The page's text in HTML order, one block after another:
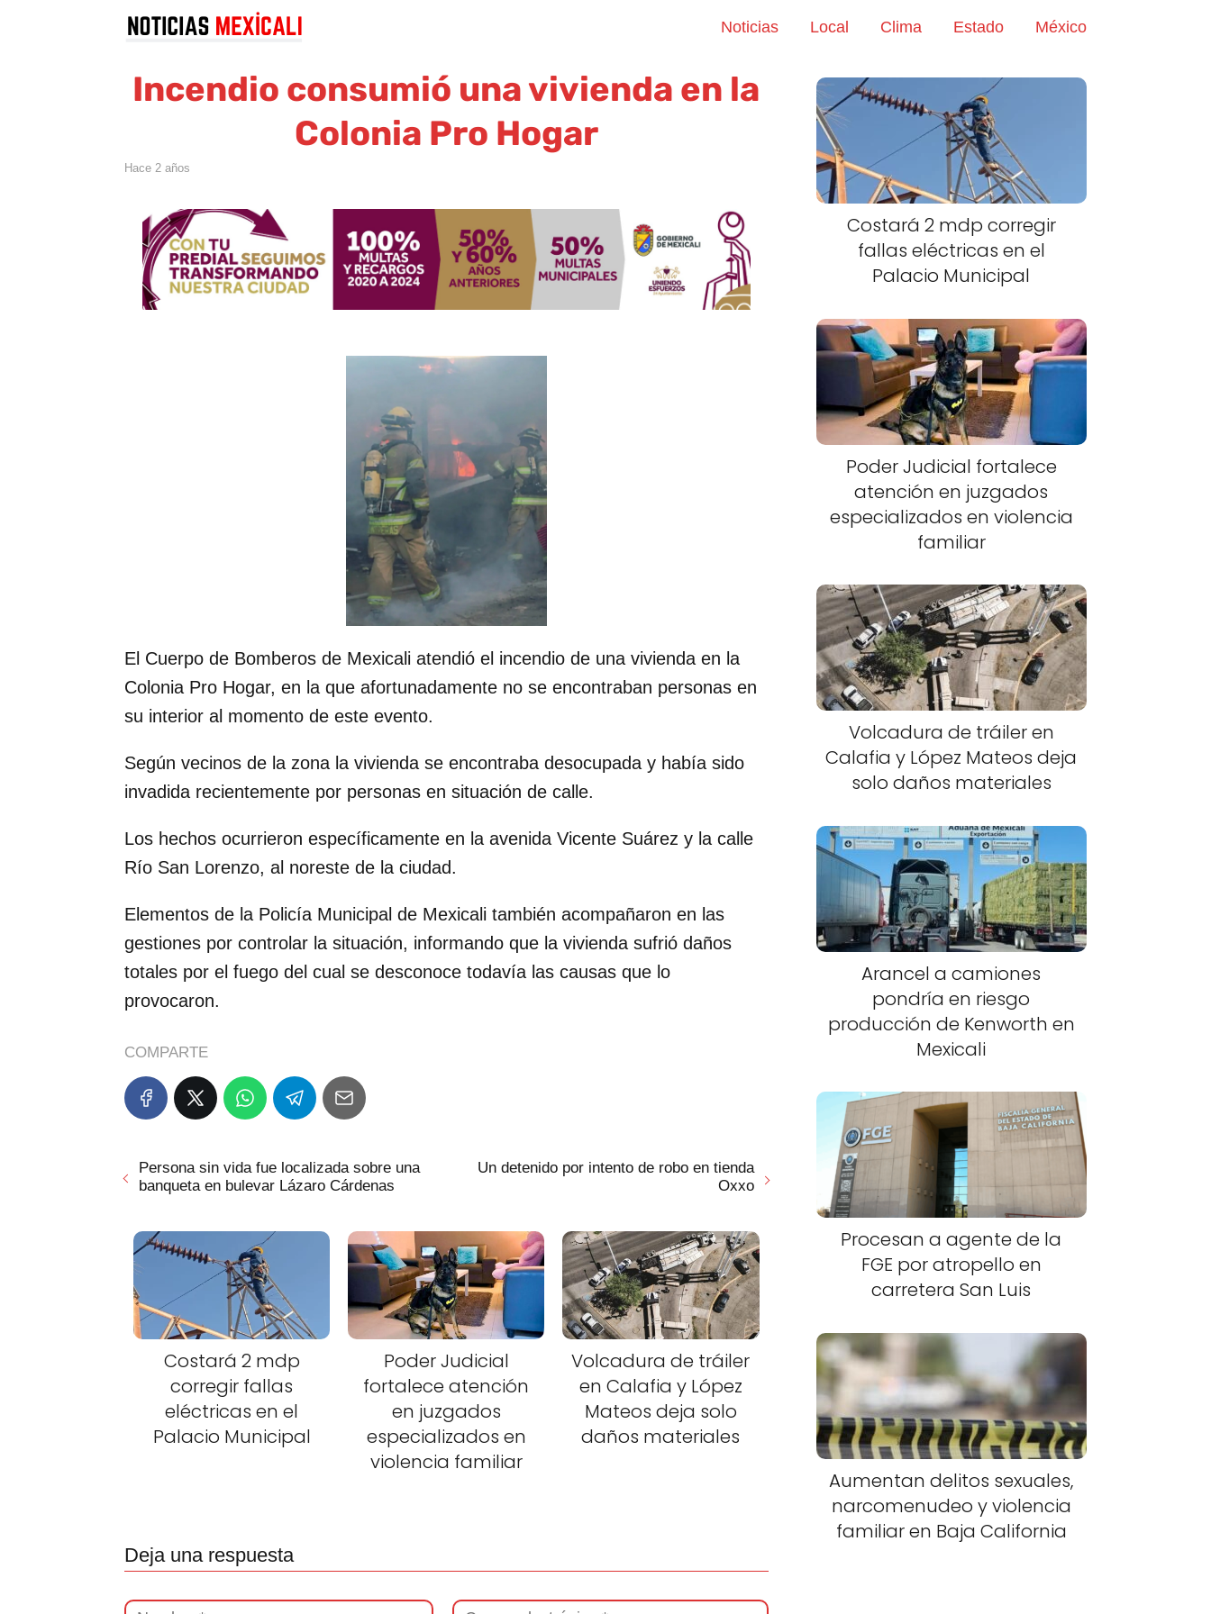
Noticias Local Clima Estado México
Incendio consumió una vivienda en la
Colonia Pro Hogar
hace 2 años
El Cuerpo de Bomberos de Mexicali atendió el incendio de una vivienda en la
Colonia Pro Hogar, en la que afortunadamente no se encontraban personas en
su interior al momento de este evento.
Según vecinos de la zona la vivienda se encontraba desocupada y había sido
invadida recientemente por personas en situación de calle.
Los hechos ocurrieron específicamente en la avenida Vicente Suárez y la calle
Río San Lorenzo, al noreste de la ciudad.
Elementos de la Policía Municipal de Mexicali también acompañaron en las
gestiones por controlar la situación, informando que la vivienda sufrió daños
totales por el fuego del cual se desconoce todavía las causas que lo
provocaron.
COMPARTE
Persona sin vida fue localizada sobre una
banqueta en bulevar Lázaro Cárdenas
Un detenido por intento de robo en tienda
Oxxo
Costará 2 mdp
corregir fallas
eléctricas en el
Palacio Municipal
Poder Judicial
fortalece atención
en juzgados
especializados en
violencia familiar
Volcadura de tráiler
en Calafia y López
Mateos deja solo
daños materiales
Deja una respuesta
Costará 2 mdp corregir
fallas eléctricas en el
Palacio Municipal
Poder Judicial fortalece
atención en juzgados
especializados en violencia
familiar
Volcadura de tráiler en
Calafia y López Mateos deja
solo daños materiales
Arancel a camiones
pondría en riesgo
producción de Kenworth en
Mexicali
Procesan a agente de la
FGE por atropello en
carretera San Luis
Aumentan delitos sexuales,
narcomenudeo y violencia
familiar en Baja California